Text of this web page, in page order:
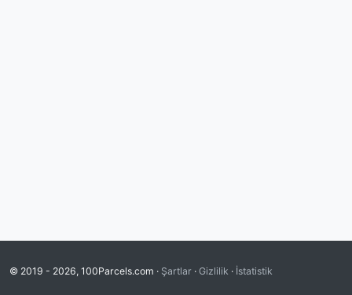
© 2019 - 2026, 100Parcels.com · Şartlar · Gizlilik · İstatistik